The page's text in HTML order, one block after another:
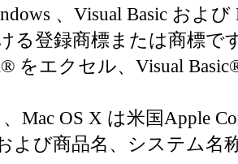
、Visual Basic およ
る登録商標または商標で
をエクセル、Visual
、Mac OS X は米国Apple
よび商品名、システム名